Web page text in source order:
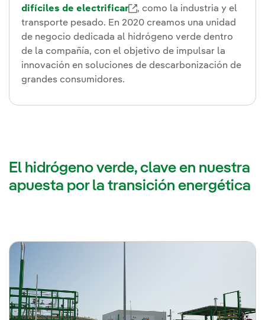
difíciles de electrificar Enlace externo, se abre en
, como la industria y el
transporte pesado. En 2020 creamos una unidad
de negocio dedicada al hidrógeno verde dentro
de la compañía, con el objetivo de impulsar la
innovación en soluciones de descarbonización de
grandes consumidores.
El hidrógeno verde, clave en nuestra
apuesta por la transición energética